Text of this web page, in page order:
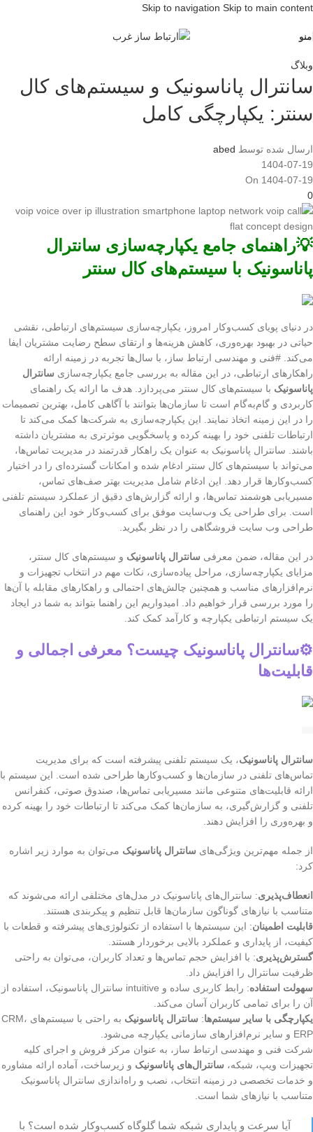
Skip to navigation Skip to main content
منو
وبلاگ
سانترال پاناسونیک و سیستم‌های کال
سنتر: یکپارچگی کامل
ارسال شده توسط abed
1404-07-19
On 1404-07-19
0
💡راهنمای جامع یکپارچه‌سازی سانترال
پاناسونیک با سیستم‌های کال سنتر
در دنیای پویای کسب‌وکار امروز، یکپارچه‌سازی سیستم‌های ارتباطی، نقشی
حیاتی در بهبود بهره‌وری، کاهش هزینه‌ها و ارتقای سطح رضایت مشتریان ایفا
می‌کند. #فنی و مهندسی ارتباط ساز، با سال‌ها تجربه در زمینه ارائه
راهکارهای ارتباطی، در این مقاله به بررسی جامع یکپارچه‌سازی سانترال
پاناسونیک با سیستم‌های کال سنتر می‌پردازد. هدف ما ارائه یک راهنمای
کاربردی و گام‌به‌گام است تا سازمان‌ها بتوانند با آگاهی کامل، بهترین تصمیمات
را در این زمینه اتخاذ نمایند. این یکپارچه‌سازی به شرکت‌ها کمک می‌کند تا
ارتباطات تلفنی خود را بهینه کرده و پاسخگویی موثرتری به مشتریان داشته
باشند. سانترال پاناسونیک به عنوان یک راهکار قدرتمند در مدیریت تماس‌ها،
می‌تواند با سیستم‌های کال سنتر ادغام شده و امکانات گسترده‌ای را در اختیار
کسب‌وکارها قرار دهد. این ادغام شامل مدیریت بهتر صف‌های تماس،
مسیریابی هوشمند تماس‌ها، و ارائه گزارش‌های دقیق از عملکرد سیستم تلفنی
است. برای طراحی یک وب‌سایت موفق برای کسب‌وکار خود این راهنمای
طراحی وب سایت فروشگاهی را در نظر بگیرید.
در این مقاله، ضمن معرفی سانترال پاناسونیک و سیستم‌های کال سنتر،
مزایای یکپارچه‌سازی، مراحل پیاده‌سازی، نکات مهم در انتخاب تجهیزات و
نرم‌افزارهای مناسب و همچنین چالش‌های احتمالی و راهکارهای مقابله با آن‌ها
را مورد بررسی قرار خواهیم داد. امیدواریم این راهنما بتواند به شما در ایجاد
یک سیستم ارتباطی یکپارچه و کارآمد کمک کند.
⚙️سانترال پاناسونیک چیست؟ معرفی اجمالی و
قابلیت‌ها
سانترال پاناسونیک، یک سیستم تلفنی پیشرفته است که برای مدیریت
تماس‌های تلفنی در سازمان‌ها و کسب‌وکارها طراحی شده است. این سیستم با
ارائه قابلیت‌های متنوعی مانند مسیریابی تماس‌ها، صندوق صوتی، کنفرانس
تلفنی و گزارش‌گیری، به سازمان‌ها کمک می‌کند تا ارتباطات خود را بهینه کرده
و بهره‌وری را افزایش دهند.
از جمله مهم‌ترین ویژگی‌های سانترال پاناسونیک می‌توان به موارد زیر اشاره
کرد:
انعطاف‌پذیری: سانترال‌های پاناسونیک در مدل‌های مختلفی ارائه می‌شوند که
متناسب با نیازهای گوناگون سازمان‌ها قابل تنظیم و پیکربندی هستند.
قابلیت اطمینان: این سیستم‌ها با استفاده از تکنولوژی‌های پیشرفته و قطعات با
کیفیت، از پایداری و عملکرد بالایی برخوردار هستند.
گسترش‌پذیری: با افزایش حجم تماس‌ها و تعداد کاربران، می‌توان به راحتی
ظرفیت سانترال را افزایش داد.
سهولت استفاده
: رابط کاربری ساده و intuitive سانترال پاناسونیک، استفاده از
آن را برای تمامی کاربران آسان می‌کند.
یکپارچگی با سایر سیستم‌ها: سانترال پاناسونیک
به راحتی با سیستم‌های CRM،
ERP و سایر نرم‌افزارهای سازمانی یکپارچه می‌شود.
شرکت فنی و مهندسی ارتباط ساز، به عنوان مرکز فروش و اجرای کلیه
تجهیزات ویپ، شبکه، سانترال‌های پاناسونیک و زیرساخت، آماده ارائه مشاوره
و خدمات تخصصی در زمینه انتخاب، نصب و راه‌اندازی سانترال پاناسونیک
متناسب با نیازهای شما است.
آیا سرعت و پایداری شبکه شما گلوگاه کسب‌وکار شده است؟ با